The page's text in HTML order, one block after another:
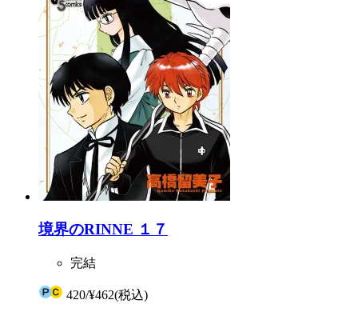
境界のRINNE １７
完結
420/¥462(税込)